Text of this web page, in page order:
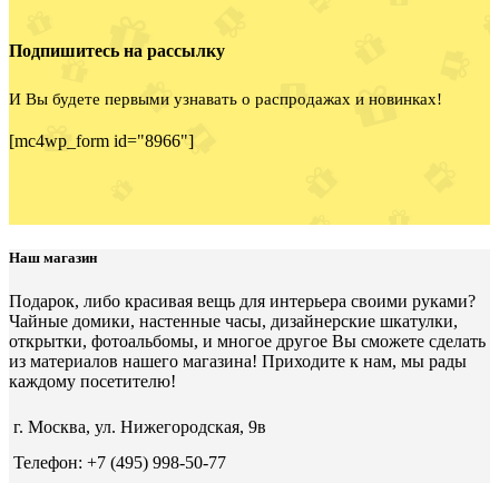
Подпишитесь на рассылку
И Вы будете первыми узнавать о распродажах и новинках!
[mc4wp_form id="8966"]
Наш магазин
Подарок, либо красивая вещь для интерьера своими руками?
Чайные домики, настенные часы, дизайнерские шкатулки,
открытки, фотоальбомы, и многое другое Вы сможете сделать
из материалов нашего магазина! Приходите к нам, мы рады
каждому посетителю!
г. Москва, ул. Нижегородская, 9в
Телефон: +7 (495) 998-50-77